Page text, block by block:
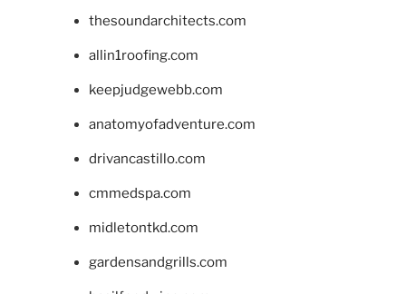
thesoundarchitects.com
allin1roofing.com
keepjudgewebb.com
anatomyofadventure.com
drivancastillo.com
cmmedspa.com
midletontkd.com
gardensandgrills.com